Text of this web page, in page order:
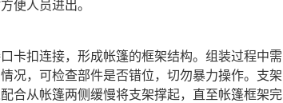
便人员进出。
卡扣连接，形成帐篷的框架结构。组装过程中需
况，可检查部件是否错位，切勿暴力操作。支架
合从帐篷两侧缓慢将支架撑起，直至帐篷框架完